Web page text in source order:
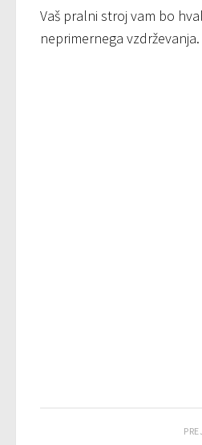
Vaš pralni stroj vam bo
neprimernega vzdrževanja.